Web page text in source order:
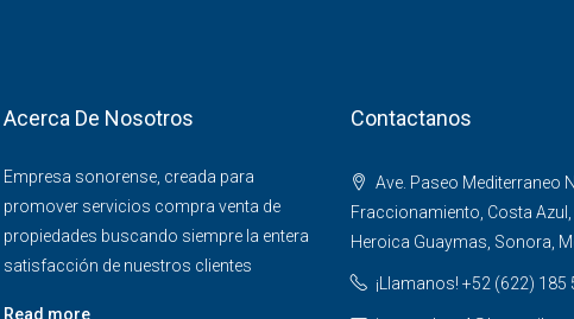
Acerca De Nosotros
Empresa sonorense, creada para
promover servicios compra venta de
propiedades buscando siempre la entera
satisfacción de nuestros clientes
Read more
Contactanos
Ave. Paseo Mediterraneo
Fraccionamiento, Costa
Heroica Guaymas, Sonora,
¡Llamanos! +52 (622) 185